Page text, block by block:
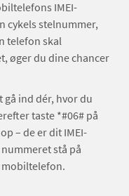
IMEI-
cykels stelnummer,
telefon skal
øger du dine chancer
gå ind dér, hvor du
taste *#06# på
– de er dit IMEI-
stå på